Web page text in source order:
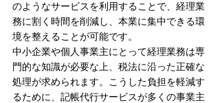
のようなサービスを利用することで、経理業
務に割く時間を削減し、本業に集中できる環
境を整えることが可能です。
中小企業や個人事業主にとって経理業務は専
門的な知識が必要な上、税法に沿った正確な
処理が求められます。こうした負担を軽減す
るために、記帳代行サービスが多くの事業主